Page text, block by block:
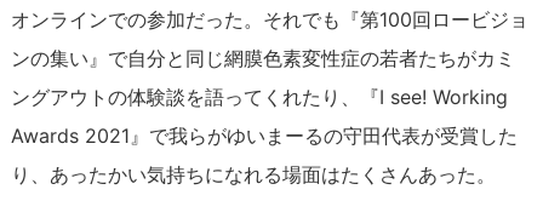
オンラインでの参加だった。それでも『第100回ロービジョ
ンの集い』で自分と同じ網膜色素変性症の若者たちがカミ
ングアウトの体験談を語ってくれたり、『I see! Working
Awards 2021』で我らがゆいまーるの守田代表が受賞した
り、あったかい気持ちになれる場面はたくさんあった。